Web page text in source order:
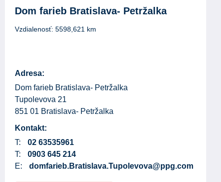
Dom farieb Bratislava- Petržalka
Vzdialenosť: 5598,621 km
Adresa:
Dom farieb Bratislava- Petržalka
Tupolevova 21
851 01 Bratislava- Petržalka
Kontakt:
T:
02 63535961
T:
0903 645 214
E:
domfarieb.Bratislava.Tupolevova@ppg.com